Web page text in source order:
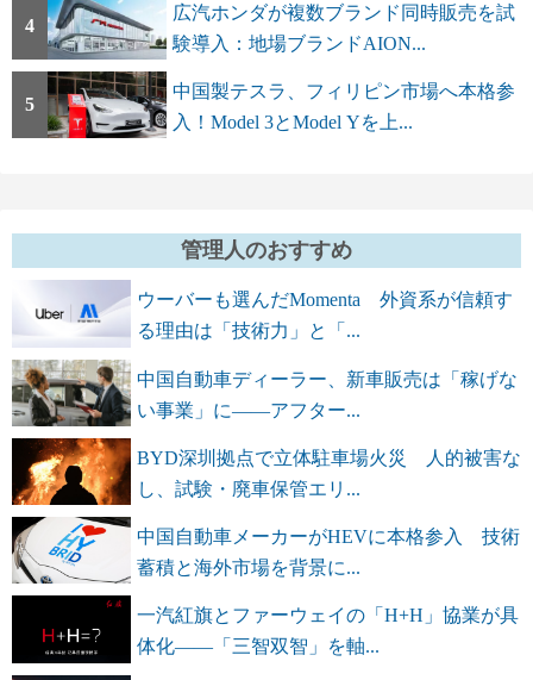
4
広汽ホンダが複数ブランド同時販売を試
験導入：地場ブランドAION...
5
中国製テスラ、フィリピン市場へ本格参
入！Model 3とModel Yを上...
管理人のおすすめ
ウーバーも選んだMomenta 外資系が信頼す
る理由は「技術力」と「...
中国自動車ディーラー、新車販売は「稼げな
い事業」に――アフター...
BYD深圳拠点で立体駐車場火災 人的被害な
し、試験・廃車保管エリ...
中国自動車メーカーがHEVに本格参入 技術
蓄積と海外市場を背景に...
一汽紅旗とファーウェイの「H+H」協業が具
体化――「三智双智」を軸...